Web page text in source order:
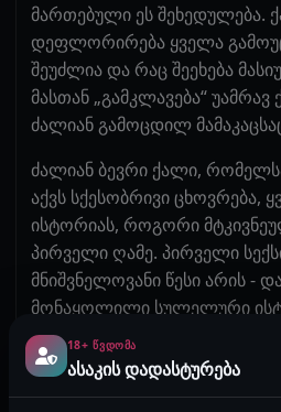
მართებული ეს შეხედულება.
დეფლორირება ყველა
შეუძლია და რაც შეეხება
მასთან „გამკლავება“
ძალიან გამოცდილ
ძალიან ბევრი ქალი,
აქვს სქესობრივი ცხოვრება,
ისტორიას, როგორი
პირველი ღამე. პირველი
მნიშვნელოვანი წესი არის -
მონაყოლილი სულელური
მოდუნდეთ. ეს აუცილებელია
ქალისთვის, არამედ მისი
18+ ᲬᲕᲓᲝᲛᲐ
ასაკის დადასტურება